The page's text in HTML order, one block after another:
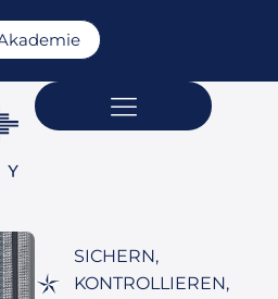
SICHERN,
KONTROLLIEREN,